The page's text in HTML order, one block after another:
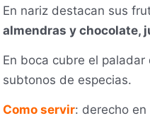
En nariz destacan sus
almendras y chocolate,
En boca cubre el
subtonos de especias.
Como servir: derecho en